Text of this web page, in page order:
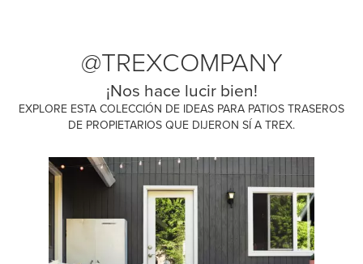
@TREXCOMPANY
¡Nos hace lucir bien!
EXPLORE ESTA COLECCIÓN DE IDEAS PARA PATIOS TRASEROS
DE PROPIETARIOS QUE DIJERON SÍ A TREX.
Media Carousel
Carousel with product photos. Use the previous and next